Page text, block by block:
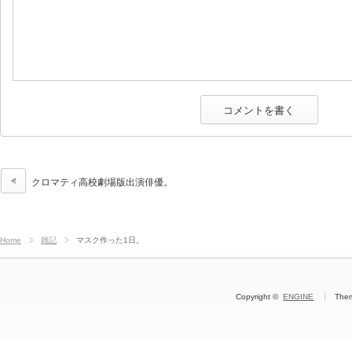
クロマティ高校劇場版出演俳優。
Home 雑記 マスク作った1日。
Copyright ©ENGINE